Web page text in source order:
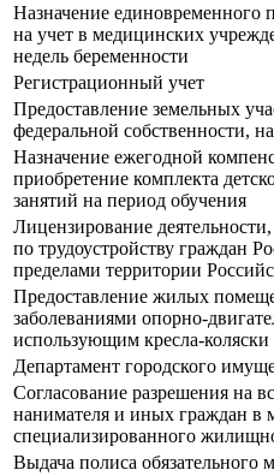
Назначение
на учет в медицинских
недель беременности
Регистрационный учет
Предоставление земельных
федеральной собственности,
Назначение ежегодной
приобретение комплекта
занятий на период обучения
Лицензирование
по трудоустройству граждан
пределами территории
Предоставление жилых
заболеваниями опорно-
использующим кресла-коляски
Департамент городского
Согласование разрешения на
нанимателя и иных граждан
специализированного
Выдача полиса обязательного